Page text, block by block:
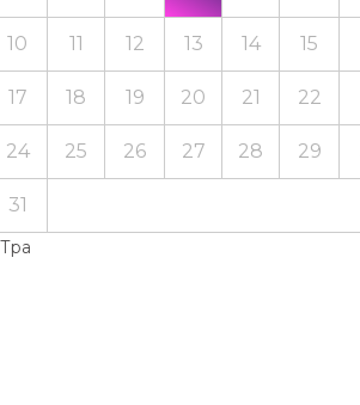
10 11 12 13 14 15
17 18 19 20 21 22
24 25 26 27 28 29
31